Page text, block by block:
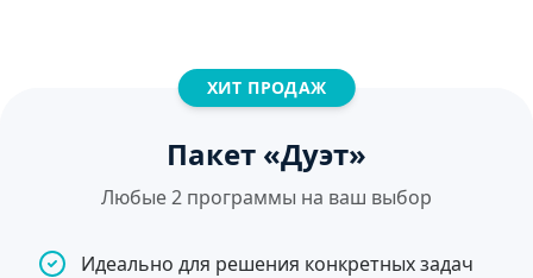
ХИТ ПРОДАЖ
Пакет «Дуэт»
Любые 2 программы на ваш выбор
Идеально для решения конкретных задач